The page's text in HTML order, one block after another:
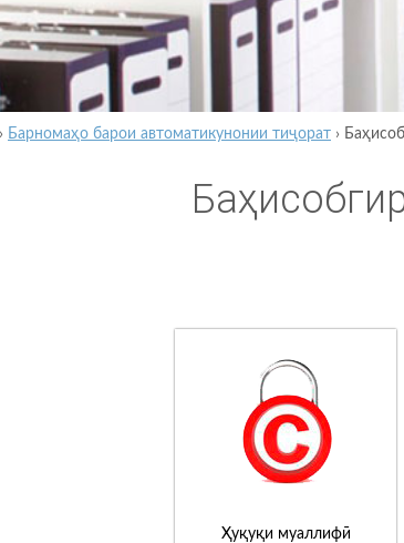
› Барномаҳо барои автоматикунонии тиҷорат ›
Ҳуқуқи муаллифӣ